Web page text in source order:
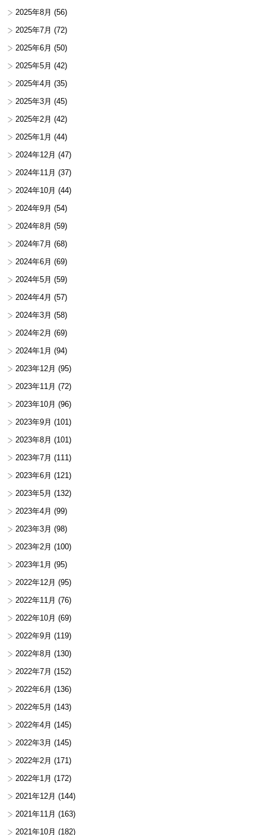
2025年8月 (56)
2025年7月 (72)
2025年6月 (50)
2025年5月 (42)
2025年4月 (35)
2025年3月 (45)
2025年2月 (42)
2025年1月 (44)
2024年12月 (47)
2024年11月 (37)
2024年10月 (44)
2024年9月 (54)
2024年8月 (59)
2024年7月 (68)
2024年6月 (69)
2024年5月 (59)
2024年4月 (57)
2024年3月 (58)
2024年2月 (69)
2024年1月 (94)
2023年12月 (95)
2023年11月 (72)
2023年10月 (96)
2023年9月 (101)
2023年8月 (101)
2023年7月 (111)
2023年6月 (121)
2023年5月 (132)
2023年4月 (99)
2023年3月 (98)
2023年2月 (100)
2023年1月 (95)
2022年12月 (95)
2022年11月 (76)
2022年10月 (69)
2022年9月 (119)
2022年8月 (130)
2022年7月 (152)
2022年6月 (136)
2022年5月 (143)
2022年4月 (145)
2022年3月 (145)
2022年2月 (171)
2022年1月 (172)
2021年12月 (144)
2021年11月 (163)
2021年10月 (182)